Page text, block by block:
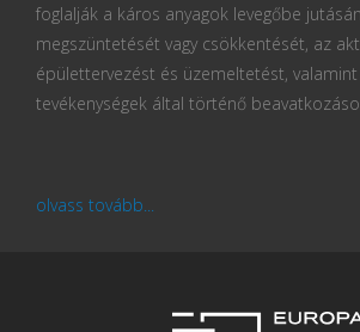
foglalják a káros anyagok levegőbe
megszüntetését vagy csökkentését, az
épülettervezést és üzemeltetést,
tevékenységek által történő
olvass tovább...